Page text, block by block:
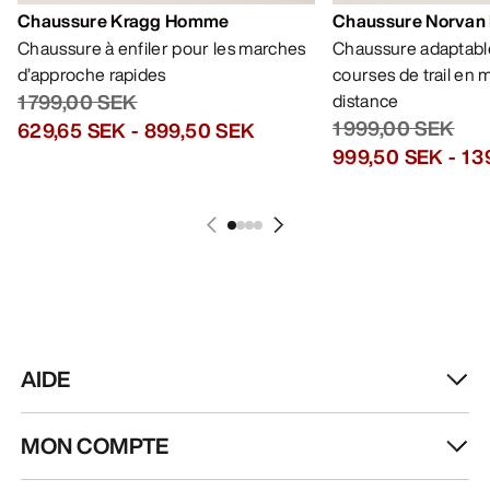
Chaussure Kragg Homme
Chaussure à enfiler pour les marches
d’approche rapides
1 799,00 SEK
629,65 SEK- 899,50 SEK
Chaussure
Chaussure
courses de trail en
distance
1 999,00 SEK
999,50 SEK- 1
AIDE
MON COMPTE